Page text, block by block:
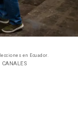
en Ecuador.